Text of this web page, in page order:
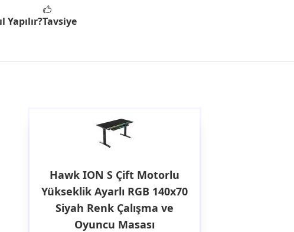
Yapılır?Tavsiye
Hawk ION S Çift Motorlu
Yükseklik Ayarlı RGB 140x70
Siyah Renk Çalışma ve
Oyuncu Masası